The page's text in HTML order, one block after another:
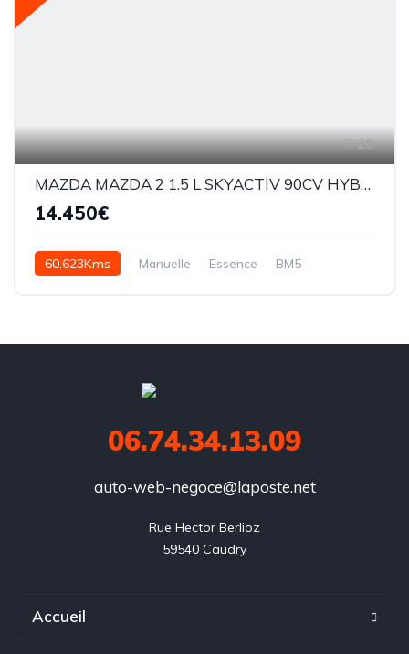
20
MAZDA MAZDA 2 1.5 L SKYACTIV 90CV HYBRID SELECTION
14.450€
60.623Kms Manuelle Essence BM5
06.74.34.13.09
auto-web-negoce@laposte.net
Rue Hector Berlioz
59540 Caudry
Accueil